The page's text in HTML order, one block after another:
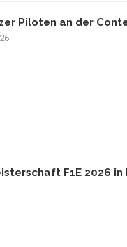
Piloten an der
F1E 2026 in